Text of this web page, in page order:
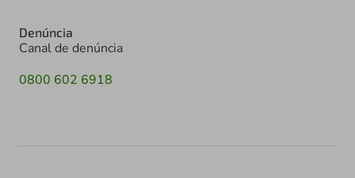
Denúncia
Canal de denúncia
0800 602 6918